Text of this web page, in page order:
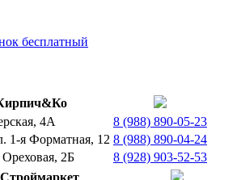
бесплатный
4А
8 (988) 890-05-23
1-я Форматная, 12 8 (988) 890-04-24
2Б
8 (928) 903-52-53